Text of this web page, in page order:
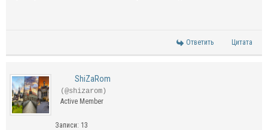
Ответить Цитата
ShiZaRom
(@shizarom)
Active Member
Записи: 13